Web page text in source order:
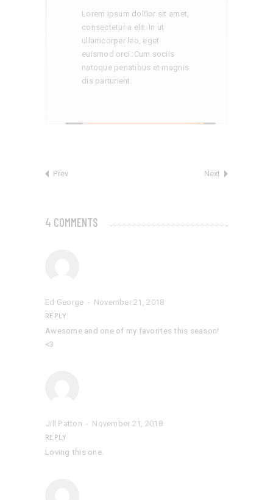
Lorem ipsum dol0or sit amet,
consectetur a elit. In ut
ullamcorper leo, eget
euismod orci. Cum sociis
natoque penatibus et magnis
dis parturient.
Prev Next
4 COMMENTS
Ed George November 21, 2018
REPLY
Awesome and one of my favorites this season!
<3
Jill Patton November 21, 2018
REPLY
Loving this one.